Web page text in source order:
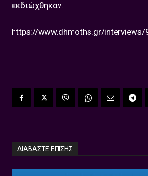
εκδιώχθηκαν.
https://www.dhmoths.gr/interviews/
ΔΙΑΒΑΣΤΕ ΕΠΙΣΗΣ